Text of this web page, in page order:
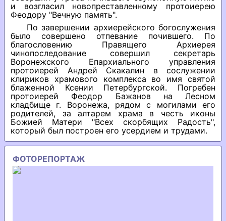
и возгласил новопреставленному протоиерею
Феодору "Вечную память".
По завершении архиерейского богослужения
было совершено отпевание почившего. По
благословению Правящего Архиерея
чинопоследование совершил секретарь
Воронежского Епархиального управления
протоиерей Андрей Скакалин в сослужении
клириков храмового комплекса во имя святой
блаженной Ксении Петербургской. Погребен
протоиерей Феодор Бажанов на Лесном
кладбище г. Воронежа, рядом с могилами его
родителей, за алтарем храма в честь иконы
Божией Матери "Всех скорбящих Радость",
который был построен его усердием и трудами.
ФОТОРЕПОРТАЖ